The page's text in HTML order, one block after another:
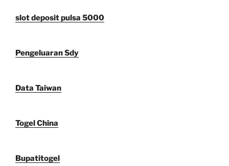
slot deposit pulsa 5000
Pengeluaran Sdy
Data Taiwan
Togel China
Bupatitogel